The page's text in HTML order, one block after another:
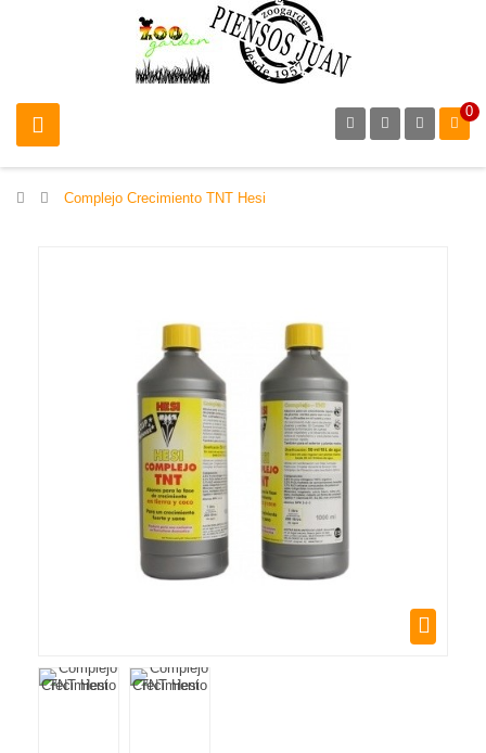
0
> Complejo Crecimiento TNT Hesi